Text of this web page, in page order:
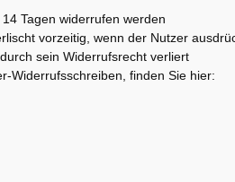
Tagen widerrufen werden
vorzeitig, wenn der Nutzer
sein Widerrufsrecht verliert
Widerrufsschreiben, finden Sie hier: